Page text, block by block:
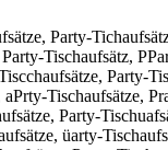
Party-
Tischaufsätz,
Party-
Tischaufsätze,
Party-
üarty-